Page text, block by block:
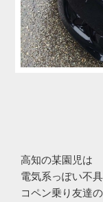
高知の某園児は
電気系っぽい不
コペン乗り友達